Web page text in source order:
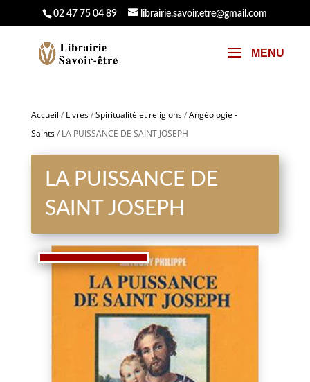
02 47 75 04 89 librairie.savoir.etre@gmail.com
Accueil / Livres/Spiritualité et religions/Angéologie -
Saints/ LA PUISSANCE DE SAINT JOSEPH
LA PUISSANCE DE
SAINT JOSEPH